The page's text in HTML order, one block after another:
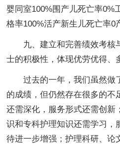
婴同室100%围产儿死亡率0%
格率100%活产新生儿死亡率0
九、建立和完善绩效考核
士的积极性，体现优劳优得、
过去的一年，我们虽然做
的成绩，但仍然存在很多的不
还需深化，服务形式还需创新
识和专科护理知识还需学习，
待进一步增强；护理科研、论